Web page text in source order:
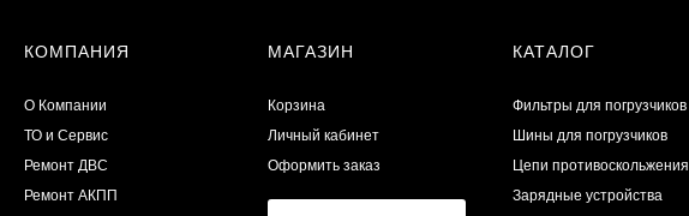
КОМПАНИЯ
О Компании
ТО и Сервис
​Ремонт ДВС
Ремонт АКПП
МАГАЗИН
Корзина
Личный кабинет
Оформить заказ
КАТАЛОГ
Фильтры для погрузчиков
Шины для погрузчиков
Цепи противоскольжения
Зарядные устройства